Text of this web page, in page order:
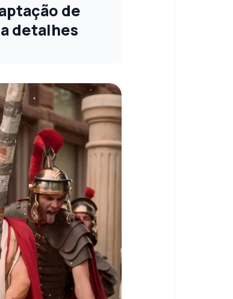
de
detalhes